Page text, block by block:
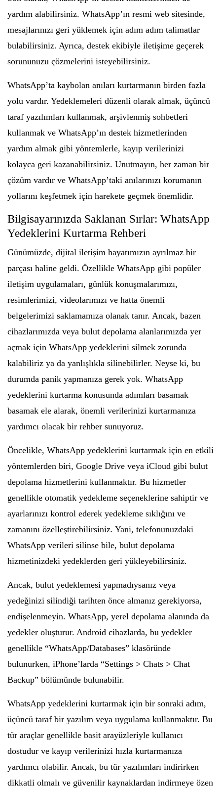
yardım alabilirsiniz. WhatsApp’ın resmi web sitesinde,
mesajlarınızı geri yüklemek için adım adım talimatlar
bulabilirsiniz. Ayrıca, destek ekibiyle iletişime geçerek
sorununuzu çözmelerini isteyebilirsiniz.
WhatsApp’ta kaybolan anıları kurtarmanın birden fazla
yolu vardır. Yedeklemeleri düzenli olarak almak, üçüncü
taraf yazılımları kullanmak, arşivlenmiş sohbetleri
kullanmak ve WhatsApp’ın destek hizmetlerinden
yardım almak gibi yöntemlerle, kayıp verilerinizi
kolayca geri kazanabilirsiniz. Unutmayın, her zaman bir
çözüm vardır ve WhatsApp’taki anılarınızı korumanın
yollarını keşfetmek için harekete geçmek önemlidir.
Bilgisayarınızda Saklanan Sırlar: WhatsApp
Yedeklerini Kurtarma Rehberi
Günümüzde, dijital iletişim hayatımızın ayrılmaz bir
parçası haline geldi. Özellikle WhatsApp gibi popüler
iletişim uygulamaları, günlük konuşmalarımızı,
resimlerimizi, videolarımızı ve hatta önemli
belgelerimizi saklamamıza olanak tanır. Ancak, bazen
cihazlarımızda veya bulut depolama alanlarımızda yer
açmak için WhatsApp yedeklerini silmek zorunda
kalabiliriz ya da yanlışlıkla silinebilirler. Neyse ki, bu
durumda panik yapmanıza gerek yok. WhatsApp
yedeklerini kurtarma konusunda adımları basamak
basamak ele alarak, önemli verilerinizi kurtarmanıza
yardımcı olacak bir rehber sunuyoruz.
Öncelikle, WhatsApp yedeklerini kurtarmak için en etkili
yöntemlerden biri, Google Drive veya iCloud gibi bulut
depolama hizmetlerini kullanmaktır. Bu hizmetler
genellikle otomatik yedekleme seçeneklerine sahiptir ve
ayarlarınızı kontrol ederek yedekleme sıklığını ve
zamanını özelleştirebilirsiniz. Yani, telefonunuzdaki
WhatsApp verileri silinse bile, bulut depolama
hizmetinizdeki yedeklerden geri yükleyebilirsiniz.
Ancak, bulut yedeklemesi yapmadıysanız veya
yedeğinizi silindiği tarihten önce almanız gerekiyorsa,
endişelenmeyin. WhatsApp, yerel depolama alanında da
yedekler oluşturur. Android cihazlarda, bu yedekler
genellikle “WhatsApp/Databases” klasöründe
bulunurken, iPhone’larda “Settings > Chats > Chat
Backup” bölümünde bulunabilir.
WhatsApp yedeklerini kurtarmak için bir sonraki adım,
üçüncü taraf bir yazılım veya uygulama kullanmaktır. Bu
tür araçlar genellikle basit arayüzleriyle kullanıcı
dostudur ve kayıp verilerinizi hızla kurtarmanıza
yardımcı olabilir. Ancak, bu tür yazılımları indirirken
dikkatli olmalı ve güvenilir kaynaklardan indirmeye özen